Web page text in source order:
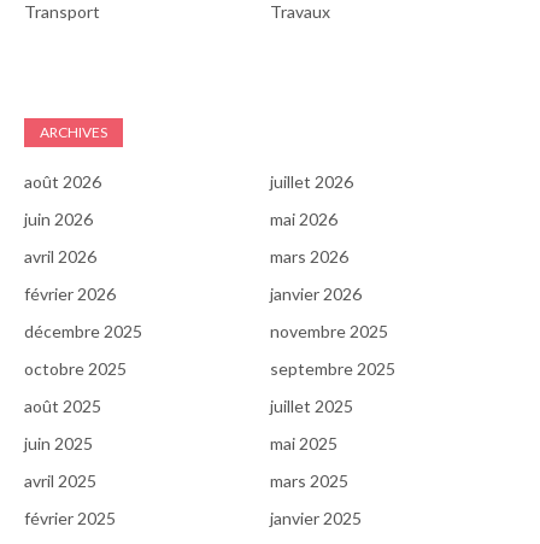
Transport
Travaux
ARCHIVES
août 2026
juillet 2026
juin 2026
mai 2026
avril 2026
mars 2026
février 2026
janvier 2026
décembre 2025
novembre 2025
octobre 2025
septembre 2025
août 2025
juillet 2025
juin 2025
mai 2025
avril 2025
mars 2025
février 2025
janvier 2025